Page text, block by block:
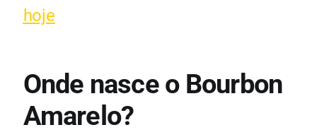
hoje
Onde nasce o Bourbon
Amarelo?